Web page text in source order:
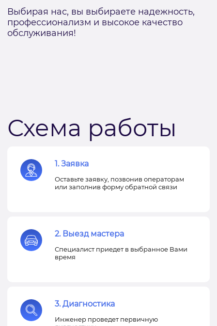
Выбирая нас, вы выбираете надежность,
профессионализм и высокое качество
обслуживания!
Схема работы
1. Заявка
Оставьте заявку, позвонив операторам
или заполнив форму обратной связи
2. Выезд мастера
Специалист приедет в выбранное Вами
время
3. Диагностика
Инженер проведет первичную